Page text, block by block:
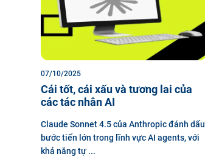
07/10/2025
Cái tốt, cái xấu và tương lai của
các tác nhân AI
Claude Sonnet 4.5 của Anthropic đánh dấu
bước tiến lớn trong lĩnh vực AI agents, với
khả năng tự ...